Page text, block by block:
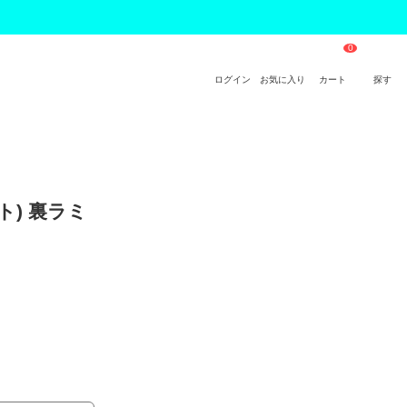
ログイン お気に入り カート 探す
) 裏ラミ